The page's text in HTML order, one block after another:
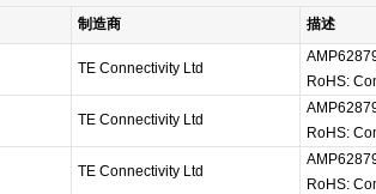
制造商
描述
TE Connectivity Ltd
RoHS:
TE Connectivity Ltd
RoHS:
TE Connectivity Ltd
RoHS: